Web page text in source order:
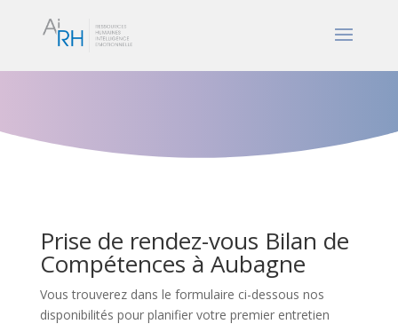
Prise de rendez-vous Bilan de
Compétences à Aubagne
Vous trouverez dans le formulaire ci-dessous nos
disponibilités pour planifier votre premier entretien